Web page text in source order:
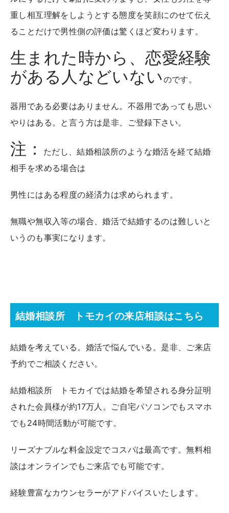
重し相互理解をしようとする態度を笑顔にのせて伝え
ることだけで男性側の評価は驚くほど変わります。
生まれた時から、恋愛経験
がある人などいないのです。
器用である必要はありません。不器用であっても思い
やりはある。と言う方は是非、ご登録下さい。
注：
ただし、結婚相談所のような婚活を経て結婚
相手を求める場合は
男性にはある程度の経済力は求められます。
無職や無収入等の場合、婚活で結婚するのは難しいと
いうのも事実になります。
結婚相談所 トモカイの来店相談はこちら
結婚を考えている。婚活で悩んでいる。是非、ご来店
予約でご相談ください。
結婚相談所 トモカイでは結婚を希望される身分証明
された会員様が約17万人。ご自宅パソコンでもスマホ
でも24時間活動が可能です。
リーズナブルな料金設定でコスパは最高です。無料相
談はオンラインでもご来店でも可能です。
経験豊富なカウンセラーがアドバイスいたします。